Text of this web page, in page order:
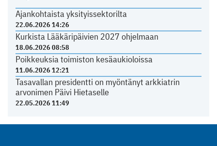
Ajankohtaista yksityissektorilta
22.06.2026 14:26
Kurkista Lääkäripäivien 2027 ohjelmaan
18.06.2026 08:58
Poikkeuksia toimiston kesäaukioloissa
11.06.2026 12:21
Tasavallan presidentti on myöntänyt arkkiatrin
arvonimen Päivi Hietaselle
22.05.2026 11:49